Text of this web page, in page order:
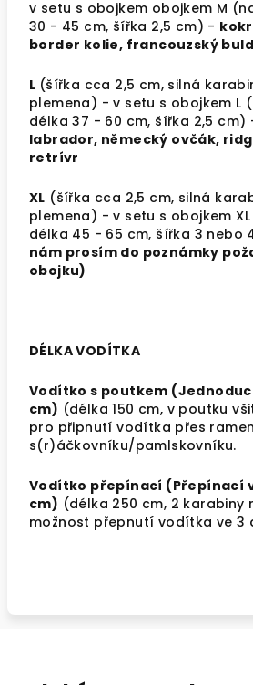
v setu s obojkem obojkem M
30 - 45 cm, šířka 2,5 cm) -
border kolie, francouzský
L (šířka cca 2,5 cm, silná
plemena) - v setu s obojkem L
délka 37 - 60 cm, šířka 2,5 cm)
labrador, německý ovčák,
retrívr
XL (šířka cca 2,5 cm, silná
plemena) - v setu s obojkem
délka 45 - 65 cm, šířka 3 nebo
nám prosím do poznámky
obojku)
DÉLKA VODÍTKA
Vodítko s poutkem
cm) (délka 150 cm, v poutku
pro připnutí vodítka přes
s(r)áčkovníku/pamlskovníku.
Vodítko přepínací (Přepínací
cm) (délka 250 cm, 2 karabiny
možnost přepnutí vodítka ve 3